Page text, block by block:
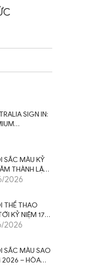
SIGN IN:
SẮC MÀU KỶ
THÀNH LẬP
– ĐỒNG
2026
THỂ THAO
KỶ NIỆM 17
LẬP SAO
2026
SẮC MÀU SAO
2026 – HÒA